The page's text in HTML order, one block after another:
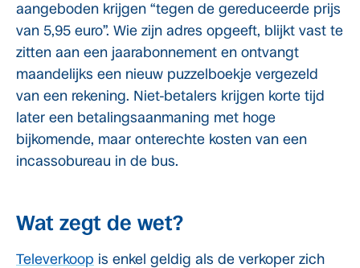
aangeboden krijgen “tegen de gereduceerde prijs
van 5,95 euro”. Wie zijn adres opgeeft, blijkt vast te
zitten aan een jaarabonnement en ontvangt
maandelijks een nieuw puzzelboekje vergezeld
van een rekening. Niet-betalers krijgen korte tijd
later een betalingsaanmaning met hoge
bijkomende, maar onterechte kosten van een
incassobureau in de bus.
Wat zegt de wet?
Televerkoop is enkel geldig als de verkoper zich